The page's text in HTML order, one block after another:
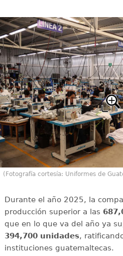
(Fotografía cortesía: Uniformes de
Durante el año 2025, la
producción superior a las
que en lo que va del año ya
394,700 unidades,
instituciones guatemaltecas.